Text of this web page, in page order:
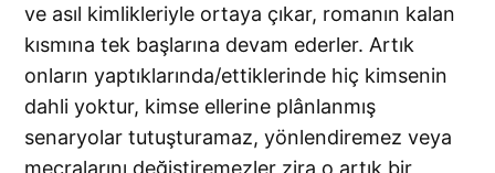
ve asıl kimlikleriyle ortaya çıkar, romanın kalan
kısmına tek başlarına devam ederler. Artık
onların yaptıklarında/ettiklerinde hiç kimsenin
dahli yoktur, kimse ellerine plânlanmış
senaryolar tutuşturamaz, yönlendiremez veya
mecralarını değiştiremezler zira o artık bir